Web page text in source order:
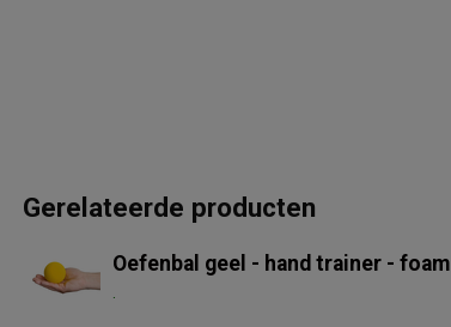
Gerelateerde producten
Oefenbal geel - hand trainer - foam
.